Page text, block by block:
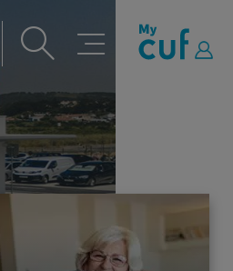
Navegação
principal